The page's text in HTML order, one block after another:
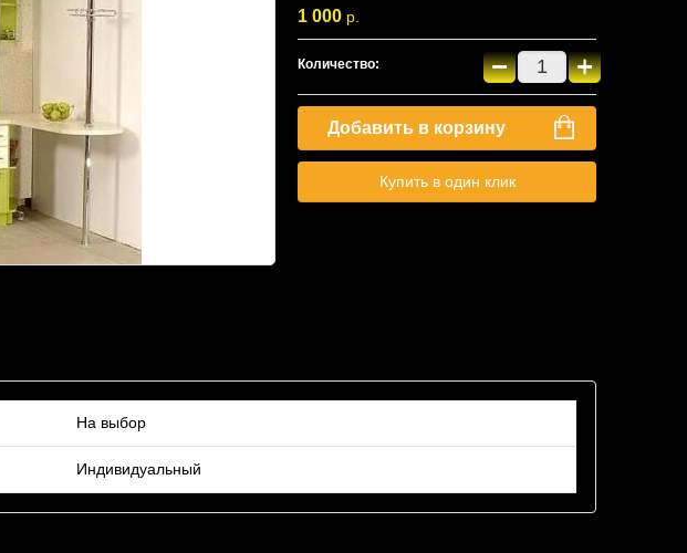
1 000 р.
Количество: − +
Добавить в корзину
Купить в один клик
На выбор
Индивидуальный